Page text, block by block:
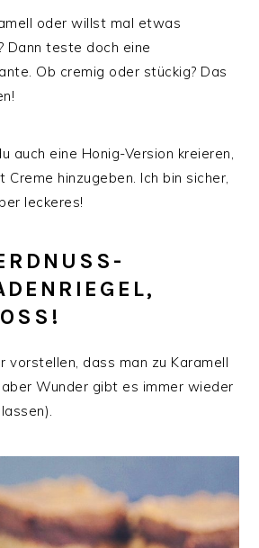
oder willst mal etwas
Dann teste doch eine
Ob cremig oder stückig? Das
auch eine Honig-Version kreieren,
hinzugeben. Ich bin sicher,
leckeres!
vorstellen, dass man zu Karamell
aber Wunder gibt es immer wieder